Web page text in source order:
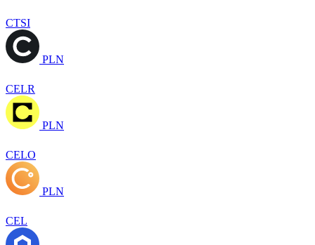
CTSI
PLN
CELR
PLN
CELO
PLN
CEL